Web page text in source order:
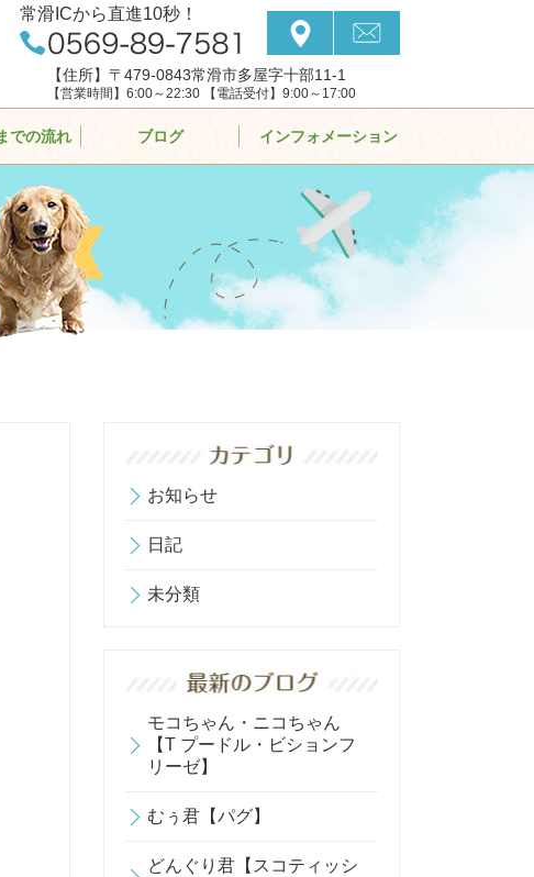
常滑ICから直進10秒！
【住所】〒479-0843常滑市多屋字十部11-1
【営業時間】6:00～22:30 【電話受付】9:00～17:00
での流れ ブログ インフォメーション
お知らせ
日記
未分類
モコちゃん・ニコちゃん
【T プードル・ビションフ
リーゼ】
むぅ君【パグ】
どんぐり君【スコティッシ